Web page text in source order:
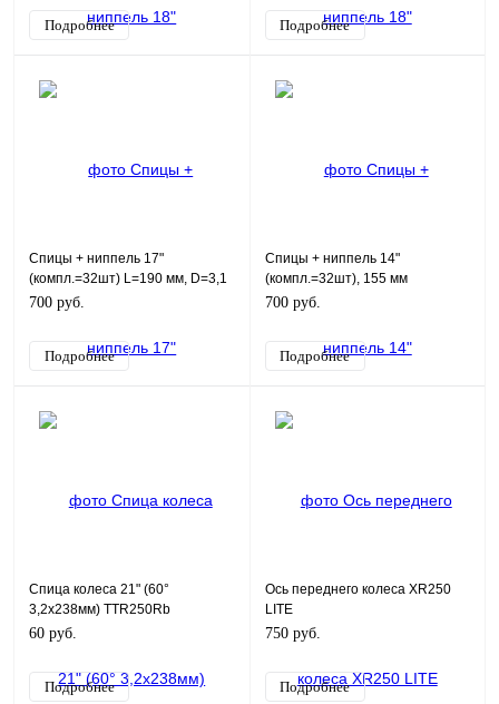
Подробнее Подробнее
Спицы + ниппель 17"
(компл.=32шт) L=190 мм, D=3,1
мм
700 руб.
Подробнее
Спицы + ниппель 14"
(компл.=32шт), 155 мм
700 руб.
Подробнее
Спица колеса 21" (60°
3,2х238мм) TTR250Rb
60 руб.
Подробнее
Ось переднего колеса XR250
LITE
750 руб.
Подробнее